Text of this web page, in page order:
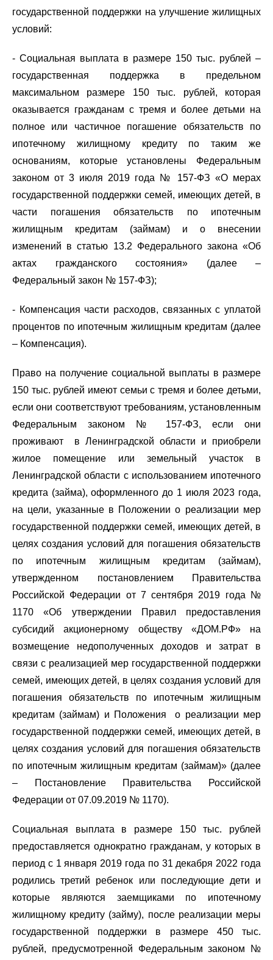
государственной поддержки на улучшение жилищных
условий:
- Социальная выплата в размере 150 тыс. рублей –
государственная поддержка в предельном
максимальном размере 150 тыс. рублей, которая
оказывается гражданам с тремя и более детьми на
полное или частичное погашение обязательств по
ипотечному жилищному кредиту по таким же
основаниям, которые установлены Федеральным
законом от 3 июля 2019 года № 157-ФЗ «О мерах
государственной поддержки семей, имеющих детей, в
части погашения обязательств по ипотечным
жилищным кредитам (займам) и о внесении
изменений в статью 13.2 Федерального закона «Об
актах гражданского состояния» (далее –
Федеральный закон № 157-ФЗ);
- Компенсация части расходов, связанных с уплатой
процентов по ипотечным жилищным кредитам (далее
– Компенсация).
Право на получение социальной выплаты в размере
150 тыс. рублей имеют семьи с тремя и более детьми,
если они соответствуют требованиям, установленным
Федеральным законом № 157-ФЗ, если они
проживают в Ленинградской области и приобрели
жилое помещение или земельный участок в
Ленинградской области с использованием ипотечного
кредита (займа), оформленного до 1 июля 2023 года,
на цели, указанные в Положении о реализации мер
государственной поддержки семей, имеющих детей, в
целях создания условий для погашения обязательств
по ипотечным жилищным кредитам (займам),
утвержденном постановлением Правительства
Российской Федерации от 7 сентября 2019 года №
1170 «Об утверждении Правил предоставления
субсидий акционерному обществу «ДОМ.РФ» на
возмещение недополученных доходов и затрат в
связи с реализацией мер государственной поддержки
семей, имеющих детей, в целях создания условий для
погашения обязательств по ипотечным жилищным
кредитам (займам) и Положения о реализации мер
государственной поддержки семей, имеющих детей, в
целях создания условий для погашения обязательств
по ипотечным жилищным кредитам (займам)» (далее
– Постановление Правительства Российской
Федерации от 07.09.2019 № 1170).
Социальная выплата в размере 150 тыс. рублей
предоставляется однократно гражданам, у которых в
период с 1 января 2019 года по 31 декабря 2022 года
родились третий ребенок или последующие дети и
которые являются заемщиками по ипотечному
жилищному кредиту (займу), после реализации меры
государственной поддержки в размере 450 тыс.
рублей, предусмотренной Федеральным законом №